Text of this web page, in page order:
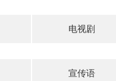
电视剧
宣传语